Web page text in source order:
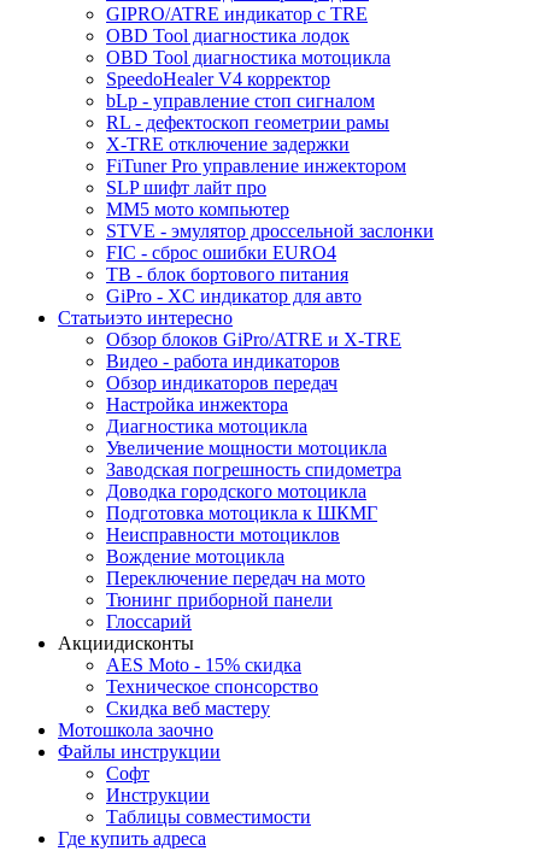
GIPRO/ATRE индикатор с TRE
OBD Tool диагностика лодок
OBD Tool диагностика мотоцикла
SpeedoHealer V4 корректор
bLp - управление стоп сигналом
RL - дефектоскоп геометрии рамы
X-TRE отключение задержки
FiTuner Pro управление инжектором
SLP шифт лайт про
MM5 мото компьютер
STVE - эмулятор дроссельной заслонки
FIC - сброс ошибки EURO4
TB - блок бортового питания
GiPro - XC индикатор для авто
Статьиэто интересно
Обзор блоков GiPro/ATRE и X-TRE
Видео - работа индикаторов
Обзор индикаторов передач
Настройка инжектора
Диагноcтика мотоцикла
Увеличение мощности мотоцикла
Заводская погрешность спидометра
Доводка городского мотоцикла
Подготовка мотоцикла к ШКМГ
Неисправности мотоциклов
Вождение мотоцикла
Переключение передач на мото
Тюнинг приборной панели
Глоссарий
Акциидисконты
AES Moto - 15% скидка
Техническое спонсорство
Скидка веб мастеру
Мотошкола заочно
Файлы инструкции
Софт
Инструкции
Таблицы совместимости
Где купить адреса